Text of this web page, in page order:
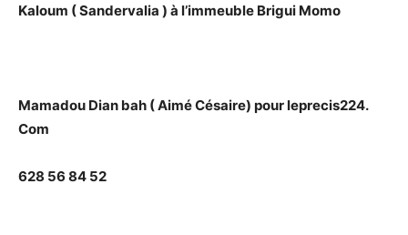
Kaloum ( Sandervalia ) à l’immeuble Brigui Momo
Mamadou Dian bah ( Aimé Césaire) pour leprecis224.
Com
628 56 84 52